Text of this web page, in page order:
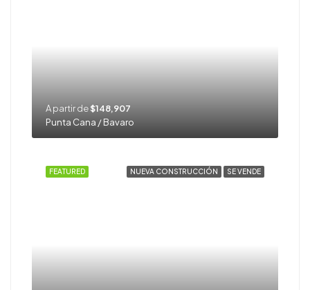
A partir de$148,907
Punta Cana / Bavaro
NUEVA CONSTRUCCIÓN SE VENDE
FEATURED